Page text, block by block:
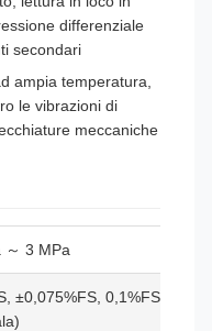
differenziale
secondari
ampia temperatura,
le vibrazioni di
meccaniche
～ 3 MPa
±0,075%FS, 0,1%FS,